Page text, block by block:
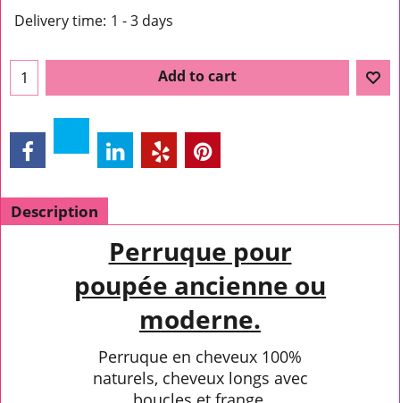
Delivery time: 1 - 3 days
Add to cart
Description
Perruque pour
poupée ancienne ou
moderne.
Perruque en cheveux 100%
naturels, cheveux longs avec